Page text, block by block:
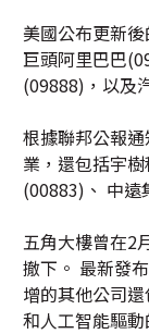
美國公布更新
巨頭阿里巴巴
(09888)，以及
根據聯邦公報
業，還包括宇
(00883)、 中遠
五角大樓曾在2
撤下。 最新發
增的其他公司
和人工智能驅